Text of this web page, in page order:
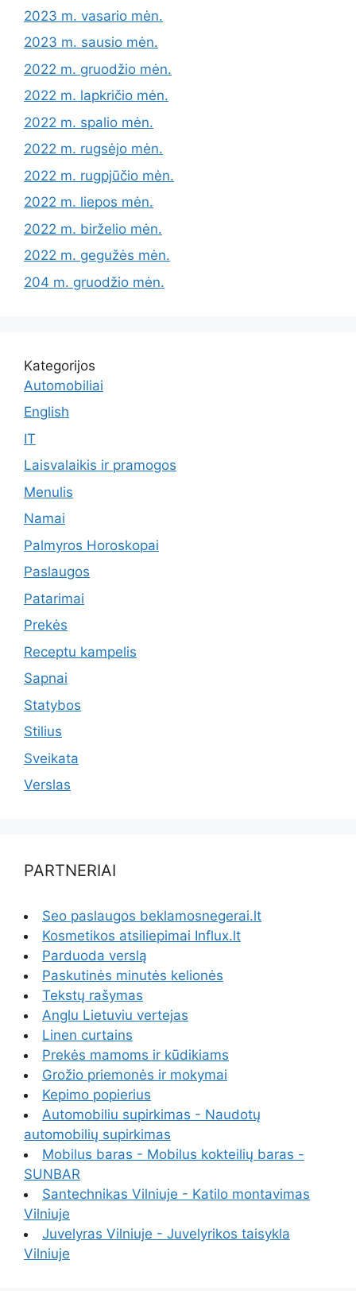
2023 m. vasario mėn.
2023 m. sausio mėn.
2022 m. gruodžio mėn.
2022 m. lapkričio mėn.
2022 m. spalio mėn.
2022 m. rugsėjo mėn.
2022 m. rugpjūčio mėn.
2022 m. liepos mėn.
2022 m. birželio mėn.
2022 m. gegužės mėn.
204 m. gruodžio mėn.
Kategorijos
Automobiliai
English
IT
Laisvalaikis ir pramogos
Menulis
Namai
Palmyros Horoskopai
Paslaugos
Patarimai
Prekės
Receptu kampelis
Sapnai
Statybos
Stilius
Sveikata
Verslas
PARTNERIAI
Seo paslaugos beklamosnegerai.lt
Kosmetikos atsiliepimai Influx.lt
Parduoda verslą
Paskutinės minutės kelionės
Tekstų rašymas
Anglu Lietuviu vertejas
Linen curtains
Prekės mamoms ir kūdikiams
Grožio priemonės ir mokymai
Kepimo popierius
Automobiliu supirkimas - Naudotų
automobilių supirkimas
Mobilus baras - Mobilus kokteilių baras -
SUNBAR
Santechnikas Vilniuje - Katilo montavimas
Vilniuje
Juvelyras Vilniuje - Juvelyrikos taisykla
Vilniuje